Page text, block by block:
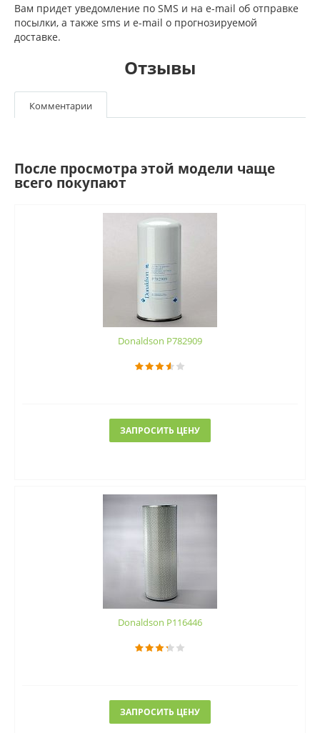
Вам придет уведомление по SMS и на e-mail об отправке
посылки, а также sms и e-mail о прогнозируемой
доставке.
Отзывы
Комментарии
После просмотра этой модели чаще
всего покупают
Donaldson P782909
ЗАПРОСИТЬ ЦЕНУ
Donaldson P116446
ЗАПРОСИТЬ ЦЕНУ